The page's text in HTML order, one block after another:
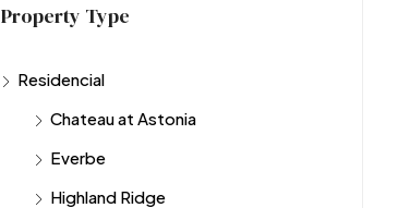
Property Type
Residencial
Chateau at Astonia
Everbe
Highland Ridge